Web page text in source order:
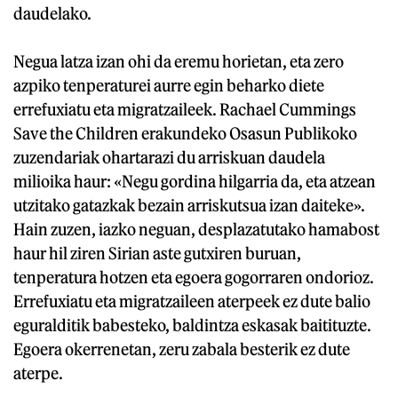
daudelako.
Negua latza izan ohi da eremu horietan, eta zero
azpiko tenperaturei aurre egin beharko diete
errefuxiatu eta migratzaileek. Rachael Cummings
Save the Children erakundeko Osasun Publikoko
zuzendariak ohartarazi du arriskuan daudela
milioika haur: «Negu gordina hilgarria da, eta atzean
utzitako gatazkak bezain arriskutsua izan daiteke».
Hain zuzen, iazko neguan, desplazatutako hamabost
haur hil ziren Sirian aste gutxiren buruan,
tenperatura hotzen eta egoera gogorraren ondorioz.
Errefuxiatu eta migratzaileen aterpeek ez dute balio
eguralditik babesteko, baldintza eskasak baitituzte.
Egoera okerrenetan, zeru zabala besterik ez dute
aterpe.